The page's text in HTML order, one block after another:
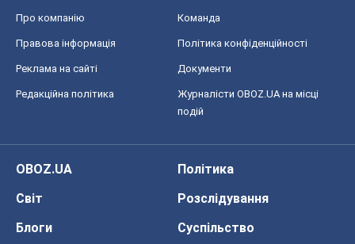
Про компанію Команда
Правова інформація Політика конфіденційності
Реклама на сайті Документи
Редакційна політика
Журналісти OBOZ.UA на місці
подій
OBOZ.UA
Політика
Світ
Розслідування
Блоги
Суспільство